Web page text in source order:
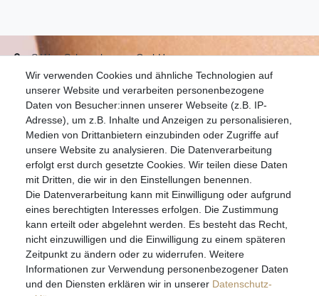
Wir verwenden Cookies und ähnliche Technologien auf
unserer Website und verarbeiten personenbezogene
Daten von Besucher:innen unserer Webseite (z.B. IP-
Adresse), um z.B. Inhalte und Anzeigen zu personalisieren,
Medien von Drittanbietern einzubinden oder Zugriffe auf
unsere Website zu analysieren. Die Datenverarbeitung
erfolgt erst durch gesetzte Cookies. Wir teilen diese Daten
mit Dritten, die wir in den Einstellungen benennen.
Die Datenverarbeitung kann mit Einwilligung oder aufgrund
eines berechtigten Interesses erfolgen. Die Zustimmung
kann erteilt oder abgelehnt werden. Es besteht das Recht,
nicht einzuwilligen und die Einwilligung zu einem späteren
Zeitpunkt zu ändern oder zu widerrufen. Weitere
Informationen zur Verwendung personenbezogener Daten
und den Diensten erklären wir in unserer Daten­schutz­
S.W.w. Schmuckwaren GmbH
07051-9608828
info@schmuckador.de
Montag bis Freitag 8.30 – 12.00 Uhr und 13.30 bis 17.30 Uhr
Widerrufs­recht Widerrufs­formular Impressum
Daten­schutz­erklärung AGB
E-MAIL **